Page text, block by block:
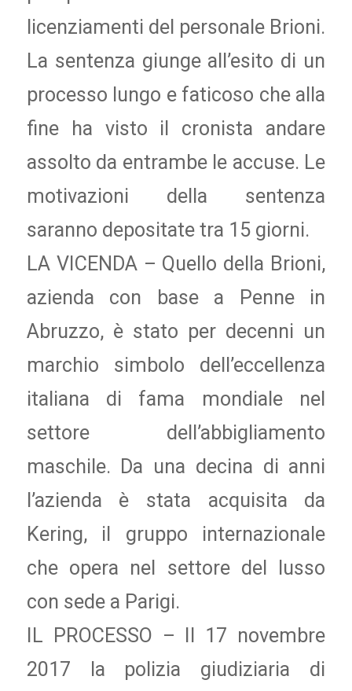
licenziamenti del personale Brioni.
La sentenza giunge all’esito di un
processo lungo e faticoso che alla
fine ha visto il cronista andare
assolto da entrambe le accuse. Le
motivazioni della sentenza
saranno depositate tra 15 giorni.
LA VICENDA – Quello della Brioni,
azienda con base a Penne in
Abruzzo, è stato per decenni un
marchio simbolo dell’eccellenza
italiana di fama mondiale nel
settore dell’abbigliamento
maschile. Da una decina di anni
l’azienda è stata acquisita da
Kering, il gruppo internazionale
che opera nel settore del lusso
con sede a Parigi.
IL PROCESSO – Il 17 novembre
2017 la polizia giudiziaria di